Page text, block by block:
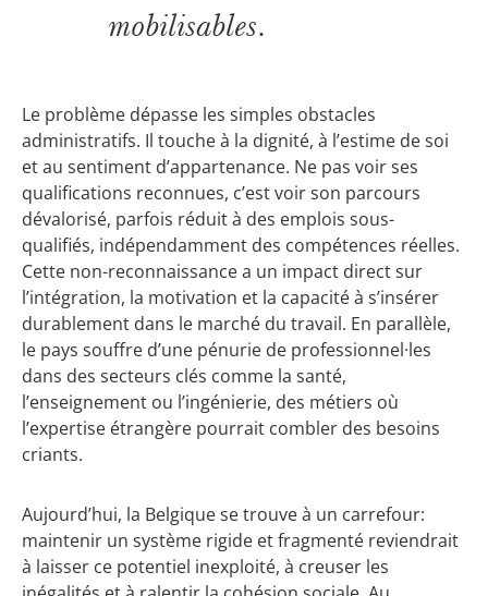
mobilisables.
Le problème dépasse les simples obstacles
administratifs. Il touche à la dignité, à l’estime de soi
et au sentiment d’appartenance. Ne pas voir ses
qualifications reconnues, c’est voir son parcours
dévalorisé, parfois réduit à des emplois sous-
qualifiés, indépendamment des compétences réelles.
Cette non-reconnaissance a un impact direct sur
l’intégration, la motivation et la capacité à s’insérer
durablement dans le marché du travail. En parallèle,
le pays souffre d’une pénurie de professionnel·les
dans des secteurs clés comme la santé,
l’enseignement ou l’ingénierie, des métiers où
l’expertise étrangère pourrait combler des besoins
criants.
Aujourd’hui, la Belgique se trouve à un carrefour:
maintenir un système rigide et fragmenté reviendrait
à laisser ce potentiel inexploité, à creuser les